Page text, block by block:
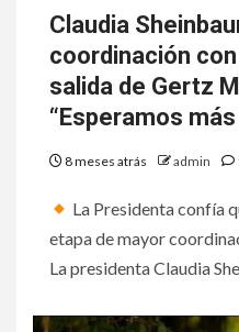
Claudia
coordinación
salida de Gertz
“Esperamos
8 meses atrás admin
La Presidenta confía
etapa de mayor
La presidenta Claudia